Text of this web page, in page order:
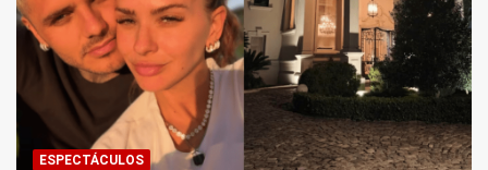
ESPECTÁCULOS